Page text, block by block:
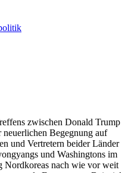
zwischen Donald Trump
Begegnung auf
und Vertretern beider Länder
und Washingtons im
Nordkoreas nach wie vor weit